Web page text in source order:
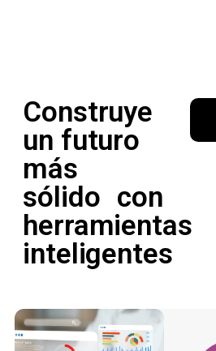
Construye
un futuro
más
sólido con
herramientas
inteligentes